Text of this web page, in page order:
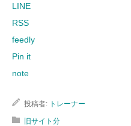
LINE
RSS
feedly
Pin it
note
投稿者: トレーナー
旧サイト分